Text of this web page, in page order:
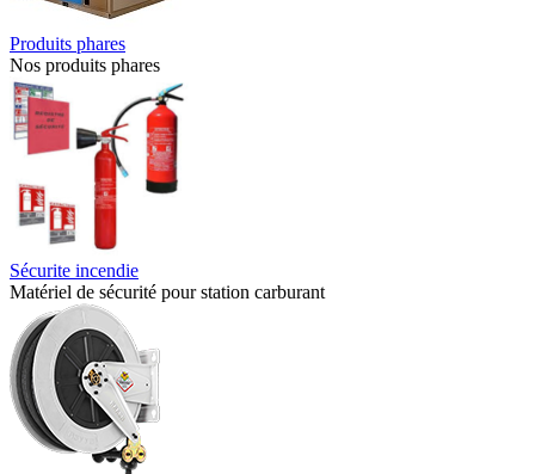
Produits phares
Nos produits phares
Sécurite incendie
Matériel de sécurité pour station carburant